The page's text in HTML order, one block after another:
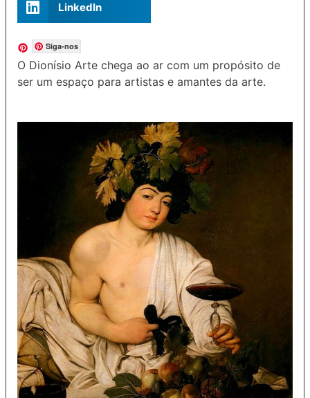
LinkedIn
Siga-nos
O Dionísio Arte chega ao ar com um propósito de
ser um espaço para artistas e amantes da arte.